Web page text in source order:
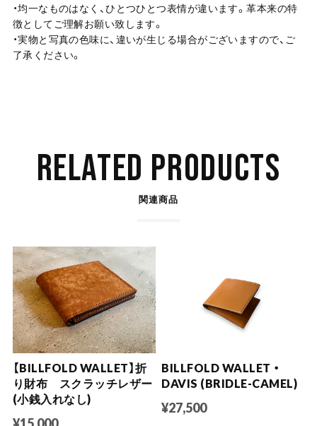
・均一なものはなく、ひとつひとつ表情が違います。革本来の特
徴としてご理解お願い致します。
・実物と写真の色味に、違いが生じる場合がございますので、ご
了承ください。
RELATED PRODUCTS
関連商品
【BILLFOLD WALLET】折
り財布 スクラッチレザー
(小銭入れなし)
BILLFOLD WALLET ・
DAVIS (BRIDLE-CAMEL)
¥27,500